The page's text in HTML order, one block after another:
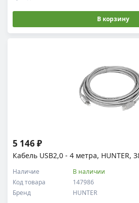
В корзину
Кабель USB2,0 - 4 метра, HUNTER,
Код товара 147986
Наличие В наличии
Бренд HUNTER
5 146 ₽